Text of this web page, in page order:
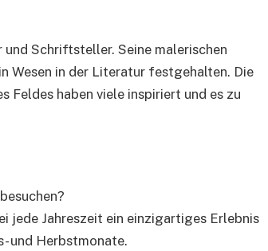
Schriftsteller. Seine malerischen
Wesen in der Literatur festgehalten. Die
Feldes haben viele inspiriert und es zu
jede Jahreszeit ein einzigartiges Erlebnis
und Herbstmonate.